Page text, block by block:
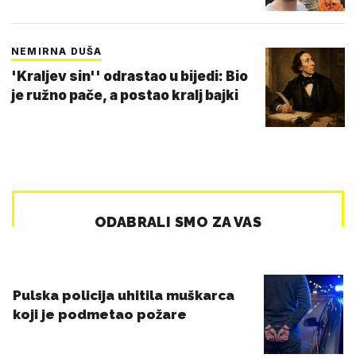
NEMIRNA DUŠA
'Kraljev sin'' odrastao u bijedi: Bio
je ružno pače, a postao kralj bajki